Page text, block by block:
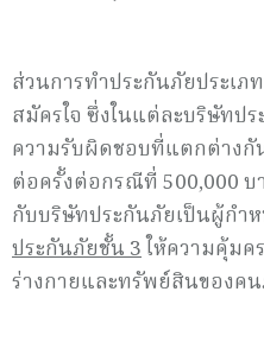
ส่วนการทำประกันภัยประเ
สมัครใจ ซึ่งในแต่ละบริษัทป
ความรับผิดชอบที่แตกต่างกั
ต่อครั้งต่อกรณีที่ 500,000 บ
กับบริษัทประกันภัยเป็นผู้กำ
ประกันภัยชั้น3ให้ความคุ้มค
ร่างกายและทรัพย์สินของค